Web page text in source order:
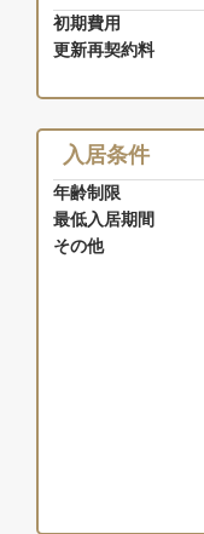
初期費用
更新再契約料
入居条件
年齢制限
最低入居期間
その他